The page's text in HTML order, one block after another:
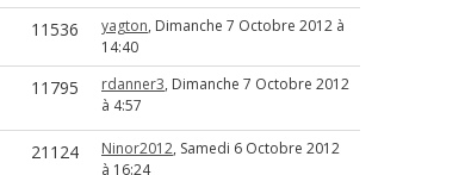
11536 yagton, Dimanche 7 Octobre 2012 à
14:40
11795 rdanner3, Dimanche 7 Octobre 2012
à 4:57
21124 Ninor2012, Samedi 6 Octobre 2012
à 16:24